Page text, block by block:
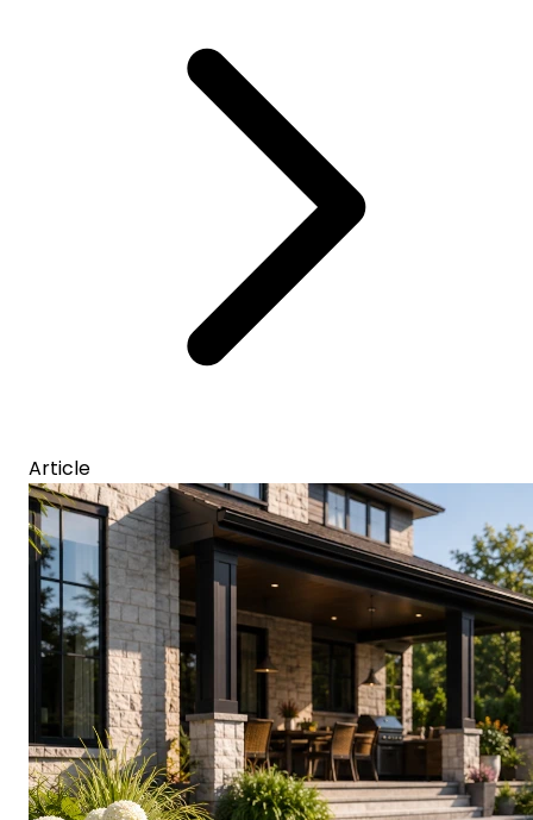
Article